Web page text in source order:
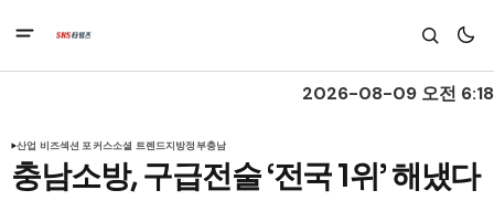
2026-08-09 오전 6:18
산업 비즈섹션 포커스소셜 트렌드지방정부충남
충남소방, 구급전술 ‘전국 1위’ 해냈다